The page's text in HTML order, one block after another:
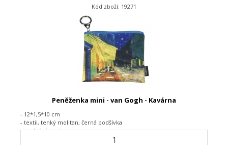
Kód zboží: 19271
Peněženka mini - van Gogh - Kavárna
- 12*1,5*10 cm
- textil, tenký molitan, černá podšívka
-zapínání na zip